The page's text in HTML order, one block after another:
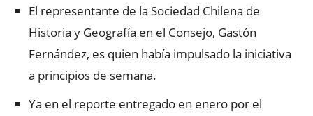
El representante de la Sociedad Chilena de
Historia y Geografía en el Consejo, Gastón
Fernández, es quien había impulsado la iniciativa
a principios de semana.
Ya en el reporte entregado en enero por el